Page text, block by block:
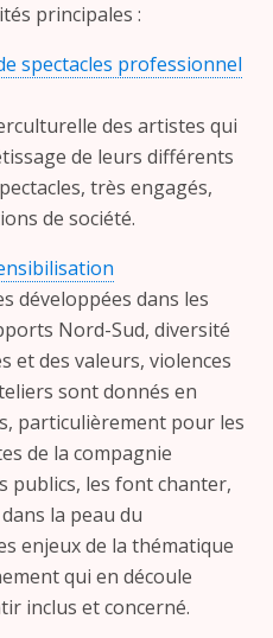
principales :
spectacles professionnel
des artistes qui
de leurs différents
très engagés,
de société.
développées dans les
Nord-Sud, diversité
et des valeurs, violences
sont donnés en
particulièrement pour les
de la compagnie
publics, les font chanter,
la peau du
enjeux de la thématique
qui en découle
inclus et concerné.